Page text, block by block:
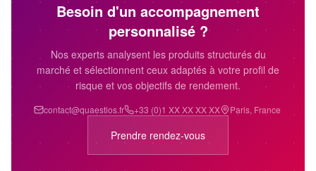
Besoin d'un accompagnement
personnalisé ?
Nos experts analysent les produits structurés du
marché et sélectionnent ceux adaptés à votre profil de
risque et vos objectifs de rendement.
contact@quaestios.fr +33 (0)1 XX XX XX XX Paris, France
Prendre rendez-vous